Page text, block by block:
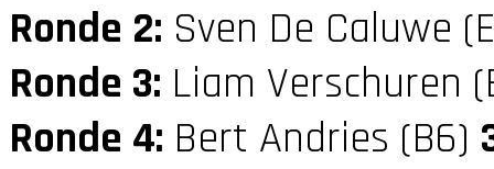
Ronde 2: Sven De Caluwe
Ronde 3: Liam Verschuren
Ronde 4: Bert Andries (B6)